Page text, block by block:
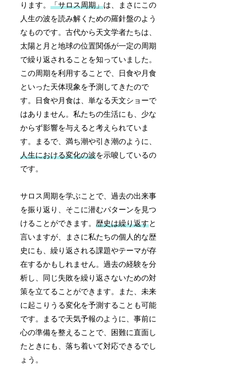
ります。「サロス周期」は、まさにこの
人生の波を読み解くための羅針盤のよう
なものです。古代から天文学者たちは、
太陽と月と地球の位置関係が一定の周期
で繰り返されることを知っていました。
この周期を利用することで、日食や月食
といった天体現象を予測してきたので
す。日食や月食は、単なる天文ショーで
はありません。私たちの生活にも、少な
からず影響を与えると考えられていま
す。まるで、満ち潮や引き潮のように、
人生における変化の波を示唆しているの
です。
サロス周期を学ぶことで、過去の出来事
を振り返り、そこに潜むパターンを見つ
けることができます。歴史は繰り返すと
言いますが、まさに私たちの個人的な歴
史にも、繰り返される課題やテーマが存
在するかもしれません。過去の経験を分
析し、同じ失敗を繰り返さないための対
策を立てることができます。また、未来
に起こりうる変化を予測することも可能
です。まるで天気予報のように、事前に
心の準備を整えることで、困難に直面し
たときにも、落ち着いて対応できるでし
ょう。